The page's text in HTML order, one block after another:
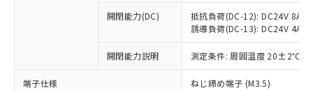
開閉能力(DC)
抵抗負荷(DC-12): DC24V 8A/
誘導負荷(DC-13): DC24V 4A/
開閉能力説明 測定条件: 周囲温度 20±2℃、
端子仕様 ねじ締め端子 (M3.5)
商品の当社在庫状況および標準価格
(税抜)を提供させていただくもので
当社制御機器事業取扱商品の中には、
本サービスの対象外となる商品もある
ことをご了承ください。
非含有の対応状況を調査中または確認中の
非該当品：ライセンス料など無形物で、有
害物質有無と関係のない商品です。
いたものが、含有品と判明した場合などや
「○」：最大均質材料含有率が中国RoHSの
基準値以下であることを示します。
「×」：最大均質材料含有率が中国RoHSの
基準値を超えていることを示します。
当社は、これら貴社製品のうち、外国